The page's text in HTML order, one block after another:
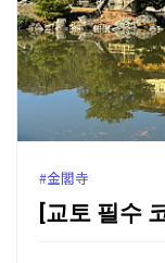
#金閣寺